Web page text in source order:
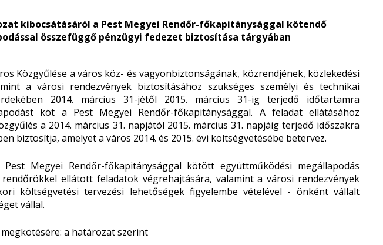
kibocsátásáról a Pest Megyei Rendőr-főkapitánysággal kötendő
összefüggő pénzügyi fedezet biztosítása tárgyában
Közgyűlése a város köz- és vagyonbiztonságának, közrendjének, közlekedési
a városi rendezvények biztosításához szükséges személyi és technikai
2014. március 31-jétől 2015. március 31-ig terjedő időtartamra
köt a Pest Megyei Rendőr-főkapitánysággal. A feladat ellátásához
a 2014. március 31. napjától 2015. március 31. napjáig terjedő időszakra
biztosítja, amelyet a város 2014. és 2015. évi költségvetésébe betervez.
Megyei Rendőr-főkapitánysággal kötött együttműködési megállapodás
ellátott feladatok végrehajtására, valamint a városi rendezvények
költségvetési tervezési lehetőségek figyelembe vételével - önként vállalt
vállal.
a határozat szerint